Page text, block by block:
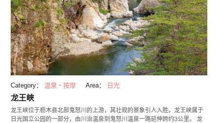
Category： 温泉・按摩 Area： 日光
龙王峡
龙王峡位于枥木县北部鬼怒川的上游，其壮观的景象引人入胜。龙王峡属于
日光国立公园的一部分，由川治温泉到鬼怒川温泉一路延伸跨约3公里。 龙